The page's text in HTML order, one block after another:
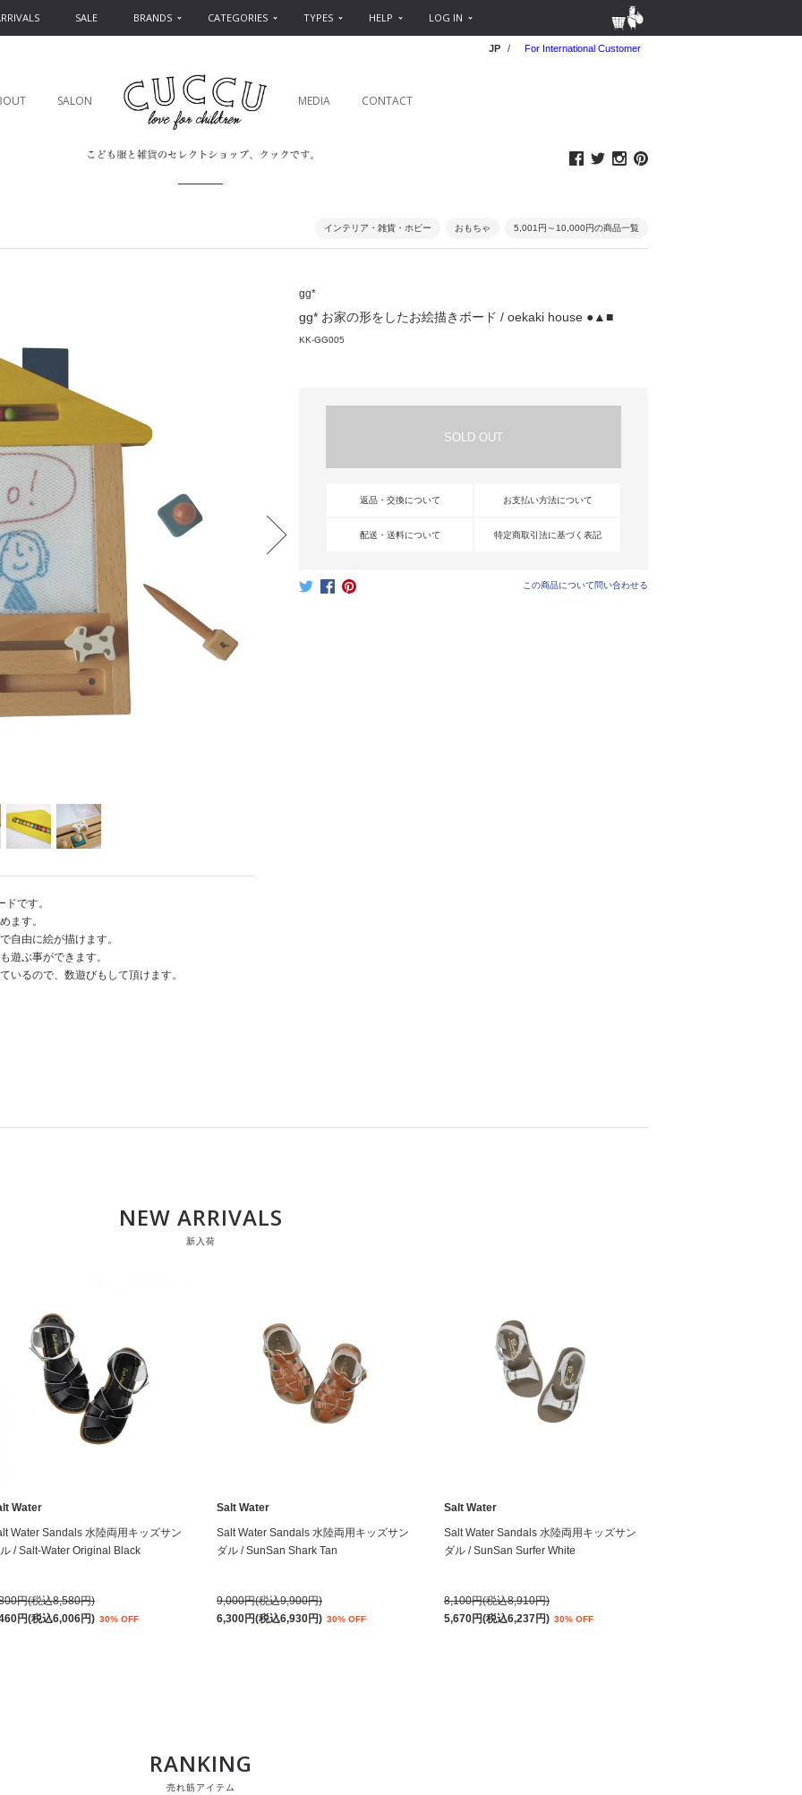
SALE BRANDS CATEGORIES TYPES HELP LOG IN
JP / For International Customer
SALON MEDIA CONTACT
インテリア・雑貨・ホビー おもちゃ 5,001円～10,000円の商品一覧
gg*
gg* お家の形をしたお絵描きボード / oekaki house ●▲■
KK-GG005
です。
ます。
自由に絵が描けます。
遊ぶ事ができます。
いるので、数遊びもして頂けます。
返品・交換について お支払い方法について
配送・送料について 特定商取引法に基づく表記
この商品について問い合わせる
NEW ARRIVALS
新入荷
Water
Water Sandals 水陸両用キッズサン
/ Salt-Water Original Black
円(税込8,580円)
円(税込6,006円) 30% OFF
Salt Water
Salt Water Sandals 水陸両用キッズサン
ダル / SunSan Shark Tan
9,000円(税込9,900円)
6,300円(税込6,930円) 30% OFF
Salt Water
Salt Water Sandals 水陸両用キッズサン
ダル / SunSan Surfer White
8,100円(税込8,910円)
5,670円(税込6,237円) 30% OFF
RANKING
売れ筋アイテム